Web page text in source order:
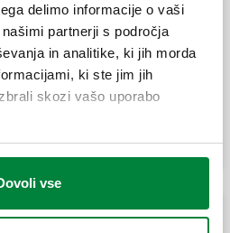
delimo informacije o vaši
partnerji s področja
in analitike, ki jih morda
ki ste jim jih
skozi vašo uporabo
vse
enote
regulacijska enota za